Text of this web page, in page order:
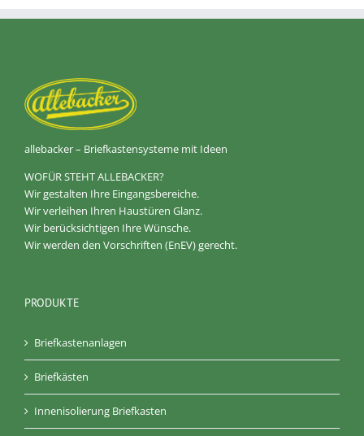
allebacker – Briefkastensysteme mit Ideen
WOFÜR STEHT ALLEBACKER?
Wir gestalten Ihre Eingangsbereiche.
Wir verleihen Ihren Haustüren Glanz.
Wir berücksichtigen Ihre Wünsche.
Wir werden den Vorschriften (EnEV) gerecht.
PRODUKTE
Briefkastenanlagen
Briefkästen
Innenisolierung Briefkasten